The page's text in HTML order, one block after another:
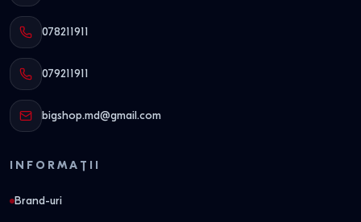
078211911
079211911
bigshop.md@gmail.com
INFORMAȚII
Brand-uri